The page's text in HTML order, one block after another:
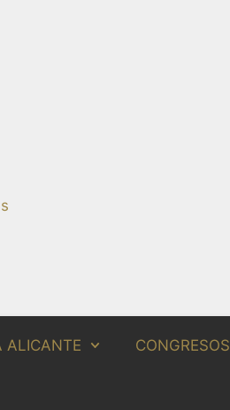
ALICANTE CONGRESOS